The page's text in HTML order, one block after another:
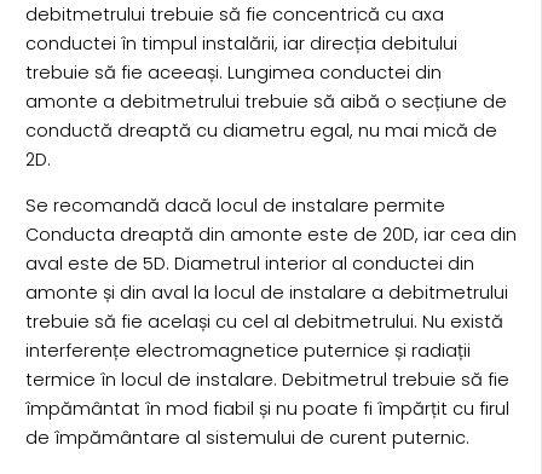
debitmetrului trebuie să fie concentrică cu axa
conductei în timpul instalării, iar direcția debitului
trebuie să fie aceeași. Lungimea conductei din
amonte a debitmetrului trebuie să aibă o secțiune de
conductă dreaptă cu diametru egal, nu mai mică de
2D.
Se recomandă dacă locul de instalare permite
Conducta dreaptă din amonte este de 20D, iar cea din
aval este de 5D. Diametrul interior al conductei din
amonte și din aval la locul de instalare a debitmetrului
trebuie să fie același cu cel al debitmetrului. Nu există
interferențe electromagnetice puternice și radiații
termice în locul de instalare. Debitmetrul trebuie să fie
împământat în mod fiabil și nu poate fi împărțit cu firul
de împământare al sistemului de curent puternic.